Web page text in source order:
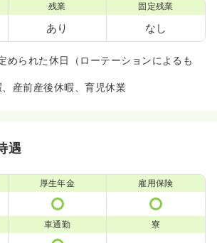
残業
あり
固定残業
なし
められた休日（ローテーションによるも
産前産後休暇、育児休業
遇
厚生年金 雇用保険
車通勤 寮